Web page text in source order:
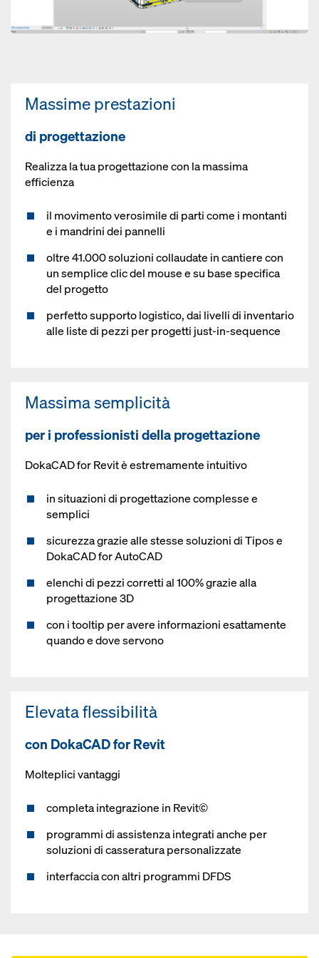
Massime prestazioni
di progettazione
Realizza la tua progettazione con la massima
efficienza
il movimento verosimile di parti come i montanti
e i mandrini dei pannelli
oltre 41.000 soluzioni collaudate in cantiere con
un semplice clic del mouse e su base specifica
del progetto
perfetto supporto logistico, dai livelli di inventario
alle liste di pezzi per progetti just-in-sequence
Massima semplicità
per i professionisti della progettazione
DokaCAD for Revit è estremamente intuitivo
in situazioni di progettazione complesse e
semplici
sicurezza grazie alle stesse soluzioni di Tipos e
DokaCAD for AutoCAD
elenchi di pezzi corretti al 100% grazie alla
progettazione 3D
con i tooltip per avere informazioni esattamente
quando e dove servono
Elevata flessibilità
con DokaCAD for Revit
Molteplici vantaggi
completa integrazione in Revit©
programmi di assistenza integrati anche per
soluzioni di casseratura personalizzate
interfaccia con altri programmi DFDS